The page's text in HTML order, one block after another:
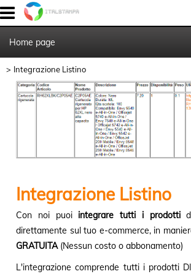
Home page
Chi Siamo
Contattaci
Integrazione Listino
Integrazione Listino
Con noi puoi integrare tutti i prodotti
direttamente sul tuo e-commerce, in
GRATUITA(Nessun costo o abbonamento)
L'integrazione comprende tutti i prodotti